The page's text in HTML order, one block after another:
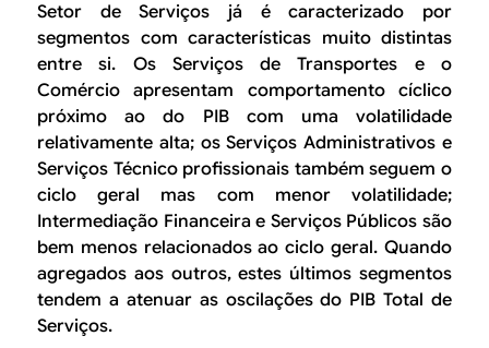
Setor de Serviços já é caracterizado por
segmentos com características muito distintas
entre si. Os Serviços de Transportes e o
Comércioapresentam comportamento cíclico
próximo ao do PIB com uma volatilidade
relativamente alta; osServiços Administrativose
Serviços Técnico profissionais também seguem o
ciclo geral mas com menor volatilidade;
Intermediação Financeirae Serviços Públicossão
bem menos relacionados ao ciclo geral. Quando
agregados aos outros, estes últimos segmentos
tendem a atenuar as oscilações do PIBTotal de
Serviços.